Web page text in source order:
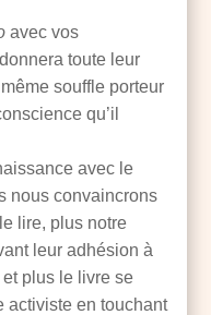
avec vos
toute leur
souffle porteur
qu’il
avec le
nous convaincrons
lire, plus notre
leur adhésion à
plus le livre se
activiste en touchant